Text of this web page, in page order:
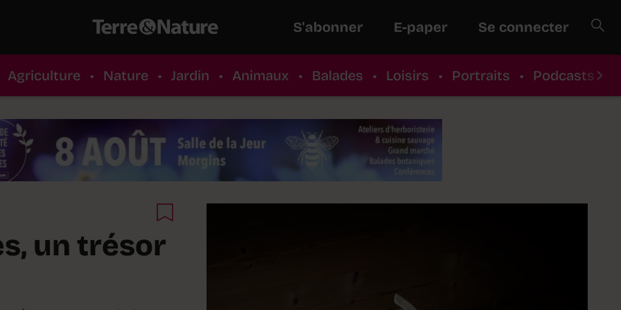
S'abonner E-paper Se connecter
Agriculture • Nature • Jardin • Animaux • Balades • Loisirs • Portraits • Podcasts
un trésor